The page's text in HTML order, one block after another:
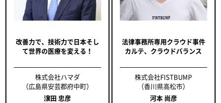
改善力で、技術力で日本そし
て世界の医療を変える！
株式会社ハマダ
（広島県安芸郡府中町）
濵田 忠彦
法律事務所専用クラウド事件
カルテ、クラウドバランス
株式会社FISTBUMP
（香川県高松市）
河本 尚彦